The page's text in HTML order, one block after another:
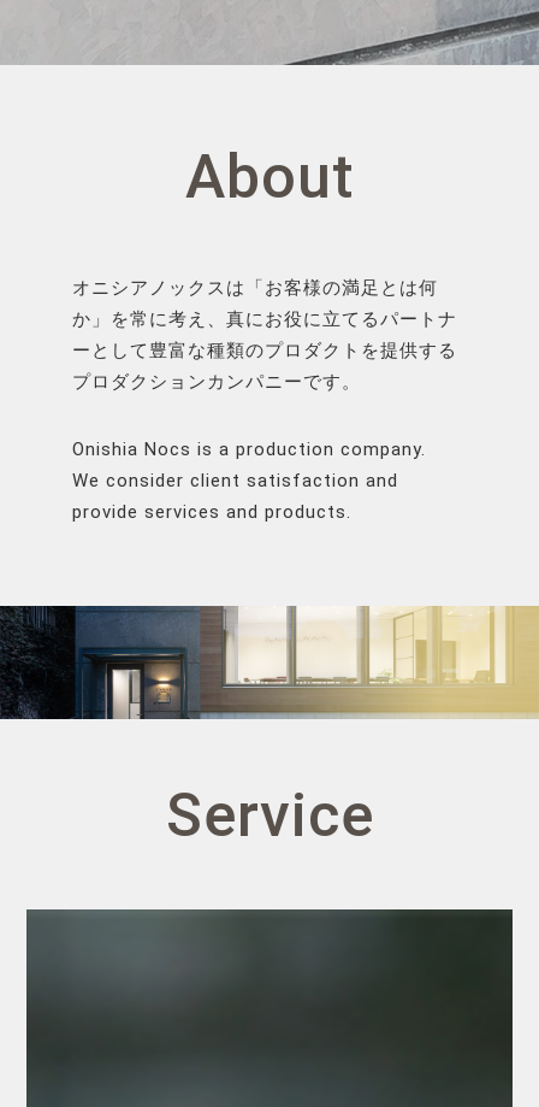
About
オニシアノックスは「お客様の満足とは何
か」を常に考え、 真にお役に立てるパートナ
ーとして豊富な種類のプロダクトを提供する
プロダクションカンパニーです。
Onishia Nocs is a production company.
We consider client satisfaction and
provide services and products.
Service